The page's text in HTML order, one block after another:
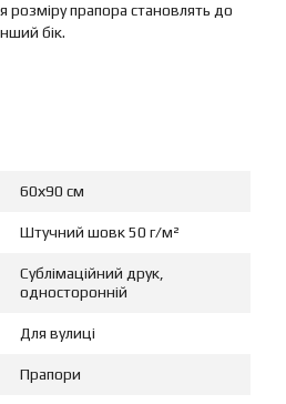
розміру прапора становлять до
бік.
60х90 см
Штучний шовк 50 г/м²
Сублімаційний друк,
односторонній
Для вулиці
Прапори